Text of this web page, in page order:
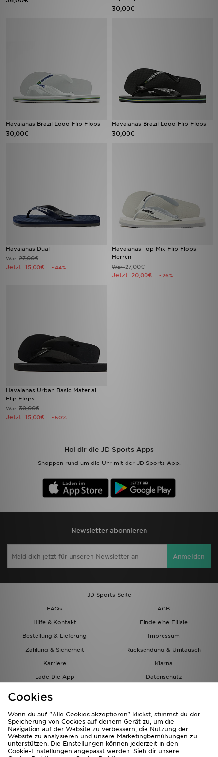
30,00€
Havaianas Brazil Logo Flip Flops
30,00€
Havaianas Brazil Logo Flip Flops
30,00€
Havaianas Dual
War27,00€
Jetzt 15,00€ - 44%
Havaianas Top Mix Flip Flops
Herren
War27,00€
Jetzt 20,00€ - 26%
Havaianas Urban Basic Material
Flip Flops
War30,00€
Jetzt 15,00€ - 50%
Hol dir die JD Sports Apps
Shoppen rund um die Uhr mit der JD Sports App.
Newsletter abonnieren
Anmelden
JD Sports Seite
FAQs
AGB
Hilfe & Kontakt
Finde eine Filiale
Bestellung & Lieferung
Impressum
Zahlung & Sicherheit
Rücksendung & Umtausch
Karriere
Klarna
Lade Die App
Datenschutz
Trending Styles
Cookies
Wenn du auf "Alle Cookies akzeptieren" klickst, stimmst du der
Speicherung von Cookies auf deinem Gerät zu, um die
Navigation auf der Website zu verbessern, die Nutzung der
Website zu analysieren und unsere Marketingbemühungen zu
unterstützen. Die Einstellungen können jederzeit in den
Cookie-Einstellungen angepasst werden. Sieh dir unsere